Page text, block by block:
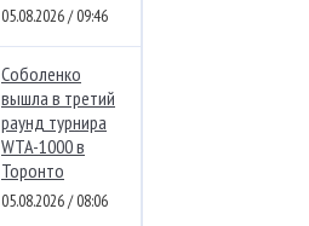
05.08.2026 / 09:46
Соболенко
вышла в третий
раунд турнира
WTA-1000 в
Торонто
05.08.2026 / 08:06